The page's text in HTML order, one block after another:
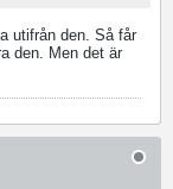
utifrån den. Så får
den. Men det är